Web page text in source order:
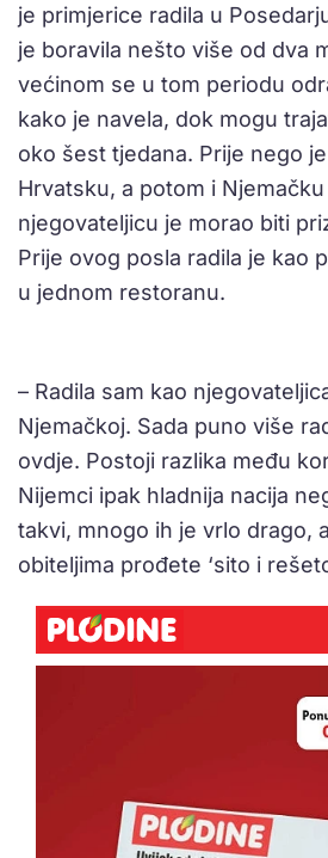
je primjerice radila u
je boravila nešto više od dva
većinom se u tom periodu
kako je navela, dok mogu
oko šest tjedana. Prije nego
Hrvatsku, a potom i
njegovateljicu je morao biti
Prije ovog posla radila je kao
u jednom restoranu.
– Radila sam kao
Njemačkoj. Sada puno više
ovdje. Postoji razlika među
Nijemci ipak hladnija nacija
takvi, mnogo ih je vrlo drago,
obiteljima prođete ‘sito i